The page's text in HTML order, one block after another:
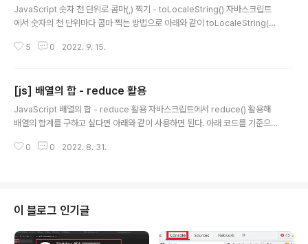
JavaScript 숫자 천 단위로 콤마(,) 찍기 - toLocaleString() 자바스크립트
에서 숫자의 천 단위마다 콤마 찍는 방법으로 아래와 같이 toLocaleString()
자열로 리턴하고 만일 숫자 데이터가 문자열이라면 제대로 동작하지 않는다. le
Num.toLocaleString()); // 123456789 https://velog.io/@devstefan
cho/js-toLocaleString-..
5 0 2022. 9. 15.
[js] 배열의 합 - reduce 활용
JavaScript 배열의 합 - reduce 활용 자바스크립트에서 reduce() 활용해
배열의 합계를 구하고 싶다면 아래와 같이 사용하면 된다. 아래 코드를 기준으
기값이다. // example const arr = [1, 3, 5, 7]; let sum = arr.reduce((a
e( )를 사용하면 된다. 또한, 배열의 역순으로 연산을..
0 0 2022. 8. 31.
이 블로그 인기글